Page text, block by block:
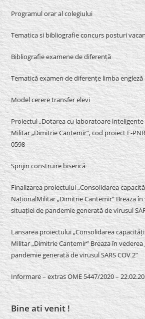
Programul orar al colegiului
Tematica si bibliografie concurs posturi
Bibliografie examene de diferență
Tematică examen de diferențe limba engleză
Model cerere transfer elevi
Proiectul „Dotarea cu laboratoare
Militar „Dimitrie Cantemir”, cod proiect F-
0598
Sprijin construire biserică
Finalizarea proiectului „Consolidarea
NaționalMilitar „Dimitrie Cantemir” Breaza
situației de pandemie generată de virusul
Lansarea proiectului „Consolidarea
Militar „Dimitrie Cantemir” Breaza în
pandemie generată de virusul SARS COV 2”
Informare – extras OME 5447/2020 –
Bine ati venit !